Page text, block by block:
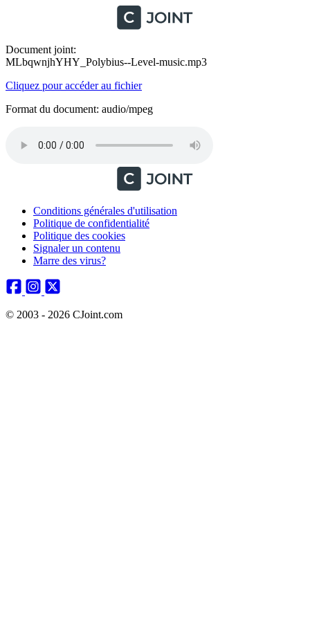
Document joint:
MLbqwnjhYHY_Polybius--Level-music.mp3
Cliquez pour accéder au fichier
Format du document: audio/mpeg
Conditions générales d'utilisation
Politique de confidentialité
Politique des cookies
Signaler un contenu
Marre des virus?
© 2003 - 2026 CJoint.com